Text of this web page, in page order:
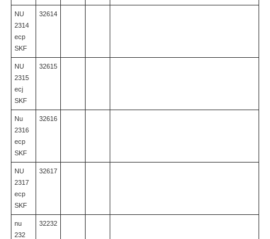
NU
2314
ecp
SKF
32614
NU
2315
ecj
SKF
32615
Nu
2316
ecp
SKF
32616
NU
2317
ecp
SKF
32617
nu
232
32232